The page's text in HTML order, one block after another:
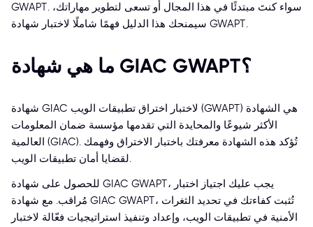
GWAPT. سواء كنتَ مبتدئًا في هذا المجال أو تسعى لتطوير مهاراتك،
سيمنحك هذا الدليل فهمًا شاملًا لاختبار شهادة GWAPT.
ما هي شهادة GIAC GWAPT؟
شهادة GIAC لاختبار اختراق تطبيقات الويب (GWAPT) هي الشهادة
الأكثر شيوعًا والمحايدة التي تقدمها مؤسسة ضمان المعلومات
العالمية (GIAC). تُؤكد هذه الشهادة معرفتك باختبار الاختراق وفهمك
لقضايا أمان تطبيقات الويب.
للحصول على شهادة GIAC GWAPT، يجب عليك اجتياز اختبار
مُراقب. مع شهادة GIAC GWAPT، تُثبت كفاءتك في تحديد الثغرات
الأمنية في تطبيقات الويب، وإعداد وتنفيذ استراتيجيات فعّالة لاختبار